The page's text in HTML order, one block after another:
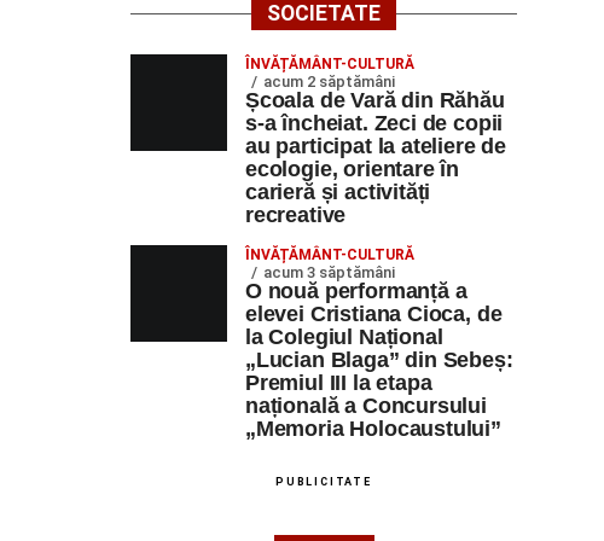
SOCIETATE
ÎNVĂȚĂMÂNT-CULTURĂ
acum 2 săptămâni
Școala de Vară din Răhău
s-a încheiat. Zeci de copii
au participat la ateliere de
ecologie, orientare în
carieră și activități
recreative
ÎNVĂȚĂMÂNT-CULTURĂ
acum 3 săptămâni
O nouă performanță a
elevei Cristiana Cioca, de
la Colegiul Național
„Lucian Blaga” din Sebeș:
Premiul III la etapa
națională a Concursului
„Memoria Holocaustului”
PUBLICITATE